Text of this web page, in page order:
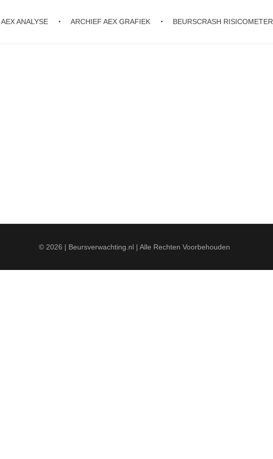
AEX ANALYSE ARCHIEF AEX GRAFIEK BEURSCRASH RISICOMETER
© 2026 | Beursverwachting.nl | Alle Rechten Voorbehouden